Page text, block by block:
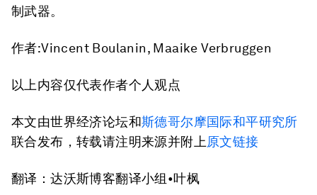
制武器。
作者:Vincent Boulanin, Maaike Verbruggen
以上内容仅代表作者个人观点
本文由世界经济论坛和斯德哥尔摩国际和平研究所
联合发布，转载请注明来源并附上原文链接
翻译：达沃斯博客翻译小组•叶枫